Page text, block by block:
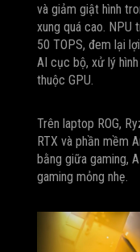
và giảm giật hình
xung quá cao. NPU
50 TOPS, đem lại
AI cục bộ, xử lý
thuộc GPU.
Trên laptop ROG,
RTX và phần mềm
bằng giữa gaming,
gaming mỏng nhẹ.